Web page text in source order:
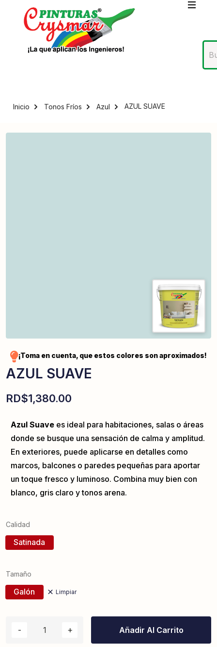
Inicio Tonos Fríos Azul AZUL SUAVE
¡Toma en cuenta, que estos colores son aproximados!
AZUL SUAVE
RD$1,380.00
Azul Suave es ideal para habitaciones, salas o áreas
donde se busque una sensación de calma y amplitud.
En exteriores, puede aplicarse en detalles como
marcos, balcones o paredes pequeñas para aportar
un toque fresco y luminoso. Combina muy bien con
blanco, gris claro y tonos arena.
Calidad
Satinada
Tamaño
Galón Limpiar
Añadir Al Carrito